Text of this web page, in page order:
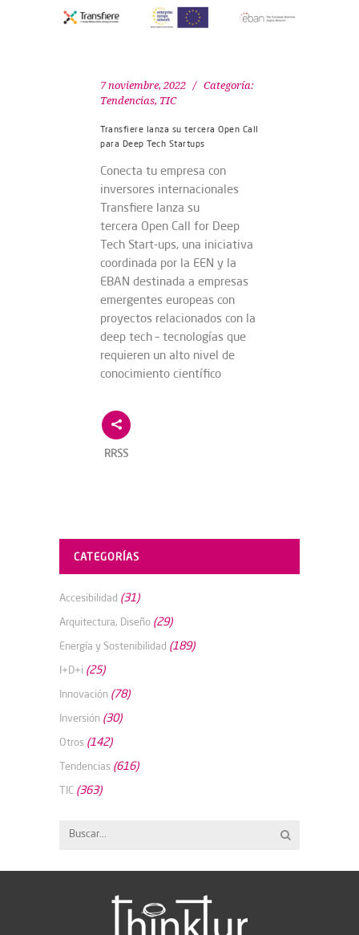
7 noviembre, 2022
Categoría:
Tendencias, TIC
Transfiere lanza su tercera Open Call
para Deep Tech Startups
Conecta tu empresa con
inversores internacionales
Transfiere lanza su
tercera Open Call for Deep
Tech Start-ups, una iniciativa
coordinada por la EEN y la
EBAN destinada a empresas
emergentes europeas con
proyectos relacionados con la
deep tech – tecnologías que
requieren un alto nivel de
conocimiento científico
RRSS
CATEGORÍAS
Accesibilidad (31)
Arquitectura, Diseño (29)
Energía y Sostenibilidad (189)
I+D+i (25)
Innovación (78)
Inversión (30)
Otros (142)
Tendencias (616)
TIC (363)